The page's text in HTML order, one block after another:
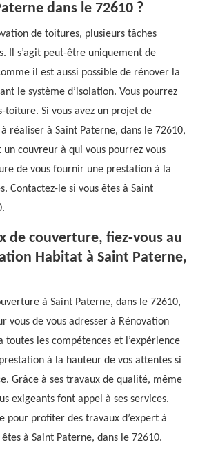
dans le 72610 ?
de toitures, plusieurs tâches
Il s’agit peut-être uniquement de
il est aussi possible de rénover la
le système d’isolation. Vous pourrez
toiture. Si vous avez un projet de
réaliser à Saint Paterne, dans le 72610,
un couvreur à qui vous pourrez vous
de vous fournir une prestation à la
Contactez-le si vous êtes à Saint
de couverture, fiez-vous au
Habitat à Saint Paterne,
à Saint Paterne, dans le 72610,
vous de vous adresser à Rénovation
toutes les compétences et l’expérience
à la hauteur de vos attentes si
Grâce à ses travaux de qualité, même
exigeants font appel à ses services.
pour profiter des travaux d’expert à
à Saint Paterne, dans le 72610.